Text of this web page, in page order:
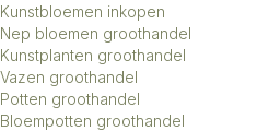
Kunstbloemen inkopen
Nep bloemen groothandel
Kunstplanten groothandel
Vazen groothandel
Potten groothandel
Bloempotten groothandel